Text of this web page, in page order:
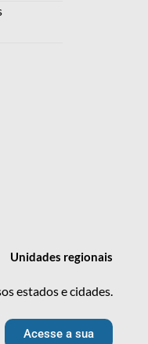
Unidades regionais
estados e cidades.
Acesse a sua